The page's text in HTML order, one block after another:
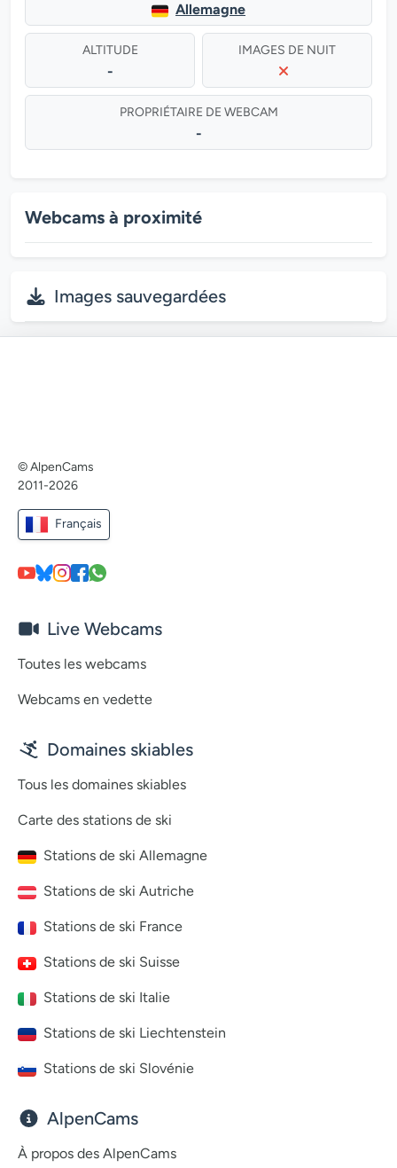
Allemagne
ALTITUDE
-
IMAGES DE NUIT
PROPRIÉTAIRE DE WEBCAM
-
Webcams à proximité
Images sauvegardées
© AlpenCams
2011-2026
Français
Live Webcams
Toutes les webcams
Webcams en vedette
Domaines skiables
Tous les domaines skiables
Carte des stations de ski
Stations de ski Allemagne
Stations de ski Autriche
Stations de ski France
Stations de ski Suisse
Stations de ski Italie
Stations de ski Liechtenstein
Stations de ski Slovénie
AlpenCams
À propos des AlpenCams